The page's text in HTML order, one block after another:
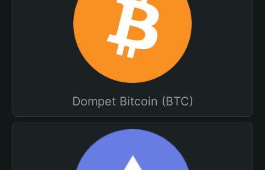
Dompet Bitcoin (BTC)